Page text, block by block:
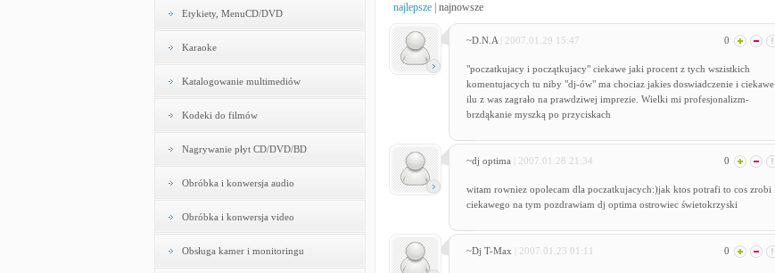
Etykiety, MenuCD/DVD
Karaoke
Katalogowanie multimediów
Kodeki do filmów
Nagrywanie płyt CD/DVD/BD
Obróbka i konwersja audio
Obróbka i konwersja video
Obsługa kamer i monitoringu
najlepsze| najnowsze
~D.N.A | 2007.01.29 15:47 0
"poczatkujacy i początkujacy" ciekawe jaki procent z tych wszistkich
komentujacych tu niby "dj-ów" ma chociaz jakies doswiadczenie i ciekawe
ilu z was zagrało na prawdziwej imprezie. Wielki mi profesjonalizm-
brzdąkanie myszką po przyciskach
~dj optima | 2007.01.28 21:34 0
witam rowniez opolecam dla poczatkujacych:)jak ktos potrafi to cos zrobi
ciekawego na tym pozdrawiam dj optima ostrowiec świetokrzyski
~Dj T-Max | 2007.01.23 01:11 0